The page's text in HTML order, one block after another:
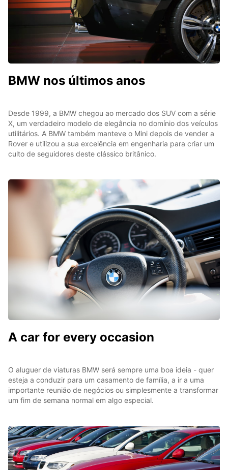
BMW nos últimos anos
Desde 1999, a BMW chegou ao mercado dos SUV com a série
X, um verdadeiro modelo de elegância no domínio dos veículos
utilitários. A BMW também manteve o Mini depois de vender a
Rover e utilizou a sua excelência em engenharia para criar um
culto de seguidores deste clássico britânico.
A car for every occasion
O aluguer de viaturas BMW será sempre uma boa ideia - quer
esteja a conduzir para um casamento de família, a ir a uma
importante reunião de negócios ou simplesmente a transformar
um fim de semana normal em algo especial.